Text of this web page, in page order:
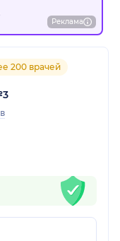
Реклама
200 врачей